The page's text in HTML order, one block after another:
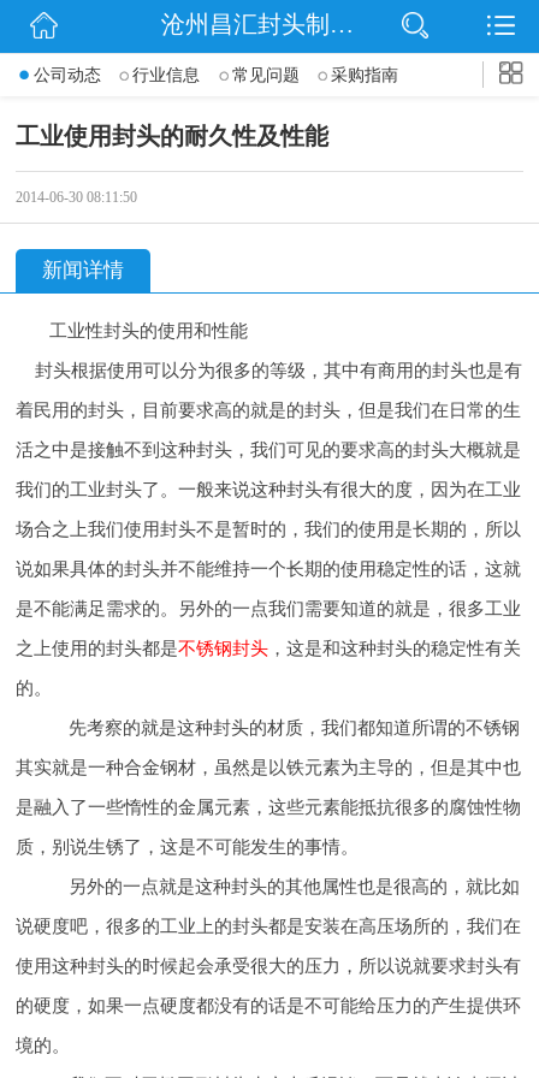
网站首页
沧州昌汇封头制造有限公司
公司动态 行业信息 常见问题 采购指南
工业使用封头的耐久性及性能
2014-06-30 08:11:50
新闻详情
工业性封头的使用和性能
封头根据使用可以分为很多的等级，其中有商用的封头也是有
着民用的封头，目前要求高的就是的封头，但是我们在日常的生
活之中是接触不到这种封头，我们可见的要求高的封头大概就是
我们的工业封头了。一般来说这种封头有很大的度，因为在工业
场合之上我们使用封头不是暂时的，我们的使用是长期的，所以
说如果具体的封头并不能维持一个长期的使用稳定性的话，这就
是不能满足需求的。另外的一点我们需要知道的就是，很多工业
之上使用的封头都是不锈钢封头 ，这是和这种封头的稳定性有关
的。
先考察的就是这种封头的材质，我们都知道所谓的不锈钢
其实就是一种合金钢材，虽然是以铁元素为主导的，但是其中也
是融入了一些惰性的金属元素，这些元素能抵抗很多的腐蚀性物
质， 别说生锈了，这是不可能发生的事情。
另外的一点就是这种封头的其他属性也是很高的，就比如
说硬度吧，很多的工业上的封头都是安装在高压场所的，我们在
使用这种封头的时候起会承受很大的压力，所以说就要求封头有
的硬度，如果一点硬度都没有的话是不可能给压力的产生提供环
境的。